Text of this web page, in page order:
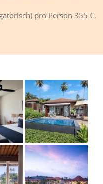
pro Person 355 €.